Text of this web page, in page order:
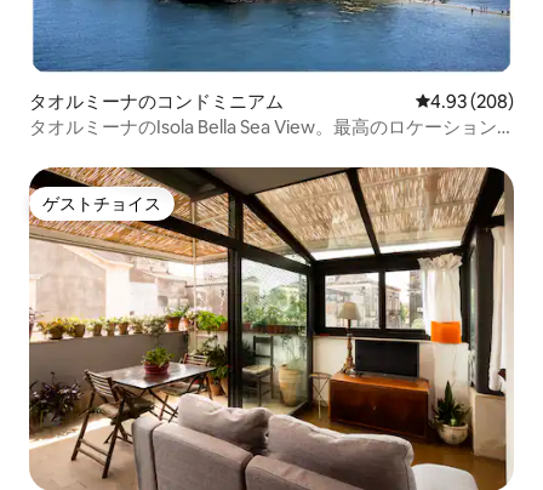
タオルミーナのコンドミニアム レビュー208
4.93 (208)
タオルミーナのIsola Bella Sea View。最高のロケーション
ゲストチョイス
ゲストチョイス